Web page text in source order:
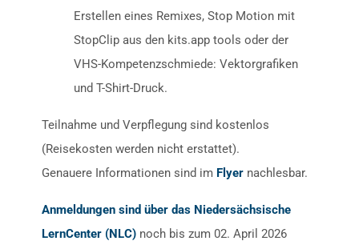
Erstellen eines Remixes, Stop Motion mit
StopClip aus den kits.app tools oder der
VHS-Kompetenzschmiede: Vektorgrafiken
und T-Shirt-Druck.
Teilnahme und Verpflegung sind kostenlos
(Reisekosten werden nicht erstattet).
Genauere Informationen sind im Flyer nachlesbar.
Anmeldungen sind über das Niedersächsische
LernCenter (NLC) noch bis zum 02. April 2026